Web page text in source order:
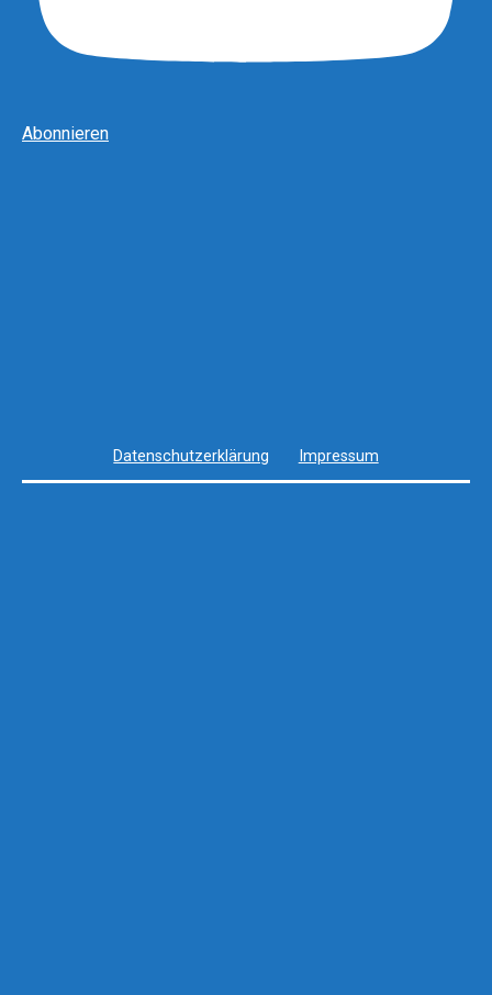
Abonnieren
Datenschutzerklärung Impressum